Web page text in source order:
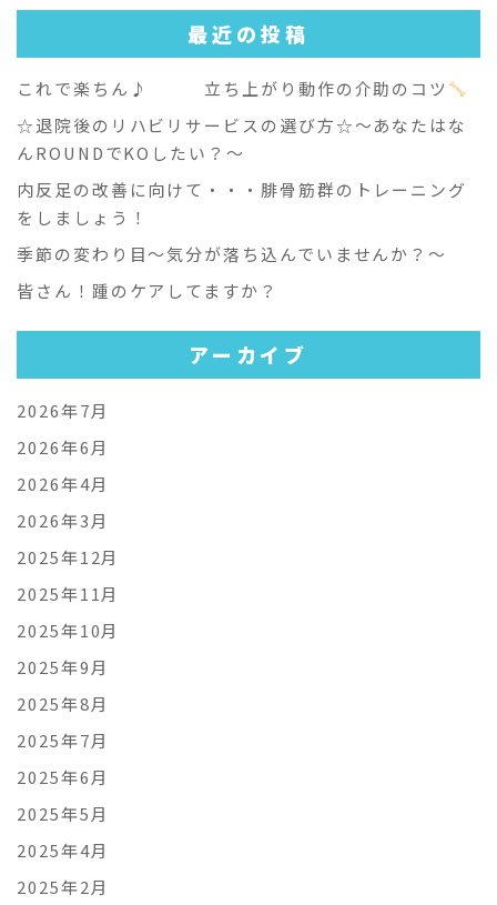
最近の投稿
これで楽ちん♪ 立ち上がり動作の介助のコツ
☆退院後のリハビリサービスの選び方☆～あなたはな
んROUNDでKOしたい？～
内反足の改善に向けて・・・腓骨筋群のトレーニング
をしましょう！
季節の変わり目～気分が落ち込んでいませんか？～
皆さん！踵のケアしてますか？
アーカイブ
2026年7月
2026年6月
2026年4月
2026年3月
2025年12月
2025年11月
2025年10月
2025年9月
2025年8月
2025年7月
2025年6月
2025年5月
2025年4月
2025年2月